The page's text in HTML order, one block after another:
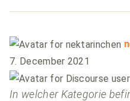
7. December 2021
In welcher Kategorie